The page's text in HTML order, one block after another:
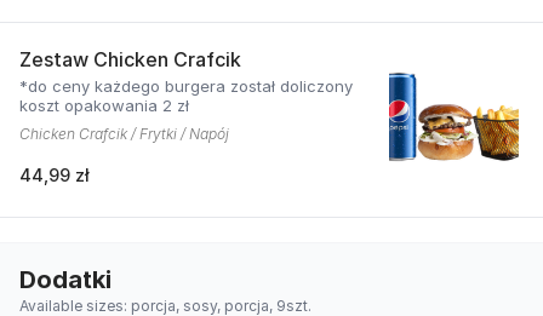
Zestaw Chicken Crafcik
*do ceny każdego burgera został doliczony
koszt opakowania 2 zł
Chicken Crafcik / Frytki / Napój
44,99 zł
Dodatki
Available sizes: porcja, sosy, porcja, 9szt.